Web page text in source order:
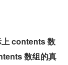
contents 数
数组的真